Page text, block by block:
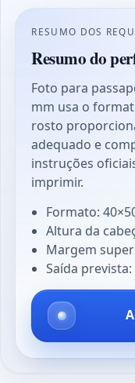
RESUMO DOS
Resumo do
Foto para
mm usa o
rosto
adequado e
instruções
imprimir.
Formato:
Altura da
Margem
Saída